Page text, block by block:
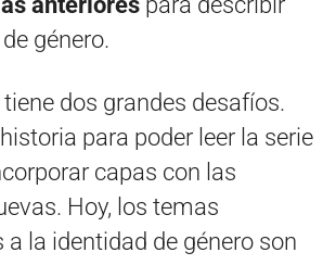
género.
tiene dos grandes desafíos.
para poder leer la serie
capas con las
Hoy, los temas
a la identidad de género son